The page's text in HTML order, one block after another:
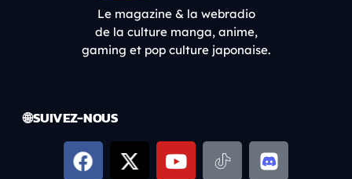
Le magazine & la webradio
de la culture manga, anime,
gaming et pop culture japonaise.
🌐 SUIVEZ-NOUS